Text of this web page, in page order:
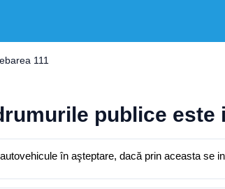
111
publice este
în aşteptare, dacă prin aceasta se